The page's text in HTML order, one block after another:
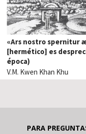
«Ars nostro spernitur
[hermético] es
época)
V.M. Kwen Khan Khu
PARA